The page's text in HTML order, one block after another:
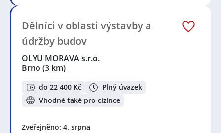
Dělníci v oblasti výstavby a
údržby budov
OLYU MORAVA s.r.o.
Brno (3 km)
do 22 400 Kč
Plný úvazek
Vhodné také pro cizince
Zveřejněno: 4. srpna